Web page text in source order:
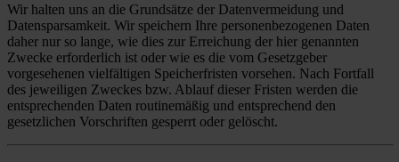
Wir halten uns an die Grundsätze der Datenvermeidung und
Datensparsamkeit. Wir speichern Ihre personenbezogenen Daten
daher nur so lange, wie dies zur Erreichung der hier genannten
Zwecke erforderlich ist oder wie es die vom Gesetzgeber
vorgesehenen vielfältigen Speicherfristen vorsehen. Nach Fortfall
des jeweiligen Zweckes bzw. Ablauf dieser Fristen werden die
entsprechenden Daten routinemäßig und entsprechend den
gesetzlichen Vorschriften gesperrt oder gelöscht.